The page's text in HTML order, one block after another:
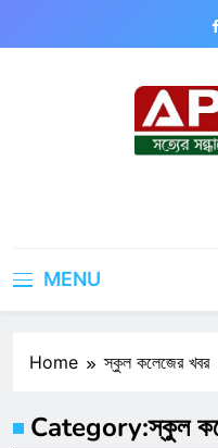
MENU
Home স্কুল কলেজের খবর
Category:স্কুল